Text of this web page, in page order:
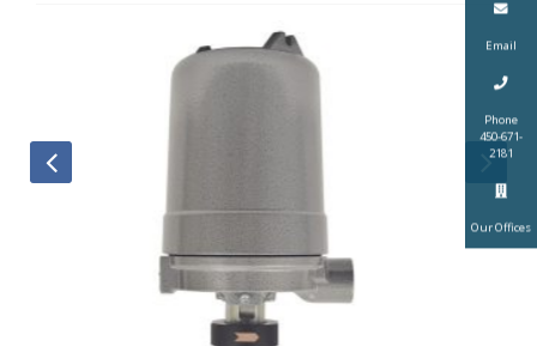
Email
Phone
450-671-
2181
Our Offices